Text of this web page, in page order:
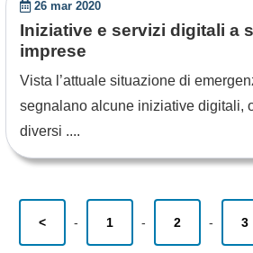
26 mar 2020
Iniziative e servizi digitali a
imprese
Vista l’attuale situazione di
segnalano alcune iniziative digitali,
diversi ....
< - 1 - 2 - 3